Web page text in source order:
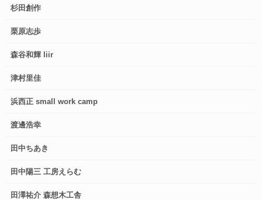
杉田創作
栗原志歩
森谷和輝 liir
津村里佳
浜西正 small work camp
渡邊浩幸
田中ちあき
田中陽三 工房えらむ
田澤祐介 森想木工舎